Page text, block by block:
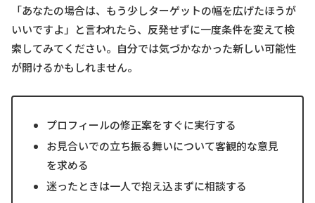
「あなたの場合は、もう少しターゲットの幅を広げたほうが
いいですよ」と言われたら、反発せずに一度条件を変えて検
索してみてください。自分では気づかなかった新しい可能性
が開けるかもしれません。
プロフィールの修正案をすぐに実行する
お見合いでの立ち振る舞いについて客観的な意見
を求める
迷ったときは一人で抱え込まずに相談する